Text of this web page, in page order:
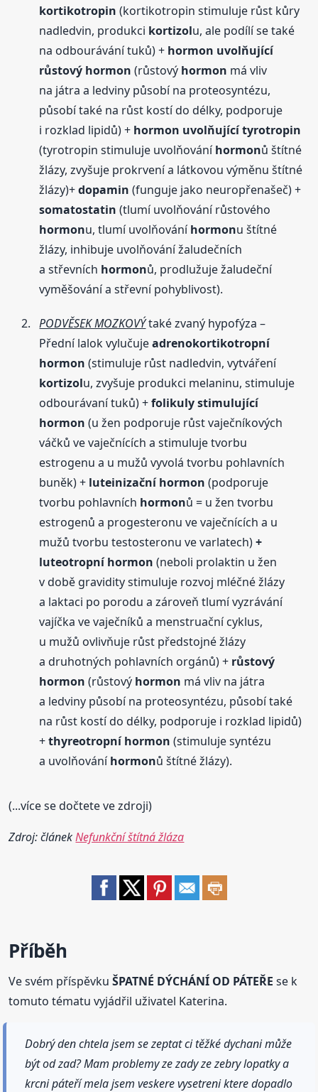
kortikotropin (kortikotropin stimuluje růst kůry
nadledvin, produkci kortizolu, ale podílí se také
na odbourávání tuků) + hormon uvolňující
růstový hormon (růstový hormon má vliv
na játra a ledviny působí na proteosyntézu,
působí také na růst kostí do délky, podporuje
i rozklad lipidů) + hormon uvolňující tyrotropin
(tyrotropin stimuluje uvolňováníhormonů štítné
žlázy, zvyšuje prokrvení a látkovou výměnu štítné
žlázy)+dopamin (funguje jako neuropřenašeč) +
somatostatin (tlumí uvolňování růstového
hormonu, tlumí uvolňováníhormonu štítné
žlázy, inhibuje uvolňování žaludečních
a střevních hormonů, prodlužuje žaludeční
vyměšování a střevní pohyblivost).
PODVĚSEK MOZKOVÝtaké zvaný hypofýza –
Přední lalok vylučujeadrenokortikotropní
hormon (stimuluje růst nadledvin, vytváření
kortizolu, zvyšuje produkci melaninu, stimuluje
odbourávaní tuků) +folikuly stimulující
hormon (u žen podporuje růst vaječníkových
váčků ve vaječnících a stimuluje tvorbu
estrogenu a u mužů vyvolá tvorbu pohlavních
buněk) + luteinizačníhormon (podporuje
tvorbu pohlavních hormonů = u žen tvorbu
estrogenů a progesteronu ve vaječnících a u
mužů tvorbu testosteronu ve varlatech)+
luteotropníhormon (neboli prolaktin u žen
v době gravidity stimuluje rozvoj mléčné žlázy
a laktaci po porodu a zároveň tlumí vyzrávání
vajíčka ve vaječníků a menstruační cyklus,
u mužů ovlivňuje růst předstojné žlázy
a druhotných pohlavních orgánů) + růstový
hormon (růstový hormon má vliv na játra
a ledviny působí na proteosyntézu, působí také
na růst kostí do délky, podporuje i rozklad lipidů)
+thyreotropníhormon (stimuluje syntézu
a uvolňováníhormonů štítné žlázy).
(...více se dočtete ve zdroji)
Zdroj: článekNefunkční štítná žláza
Příběh
Ve svém příspěvkuŠPATNÉ DÝCHÁNÍ OD PÁTEŘE se k
tomuto tématu vyjádřil uživatel Katerina.
Dobrý den chtela jsem se zeptat ci těžké dychani může
být od zad? Mam problemy ze zady ze zebry lopatky a
krcni páteří mela jsem veskere vysetreni ktere dopadlo